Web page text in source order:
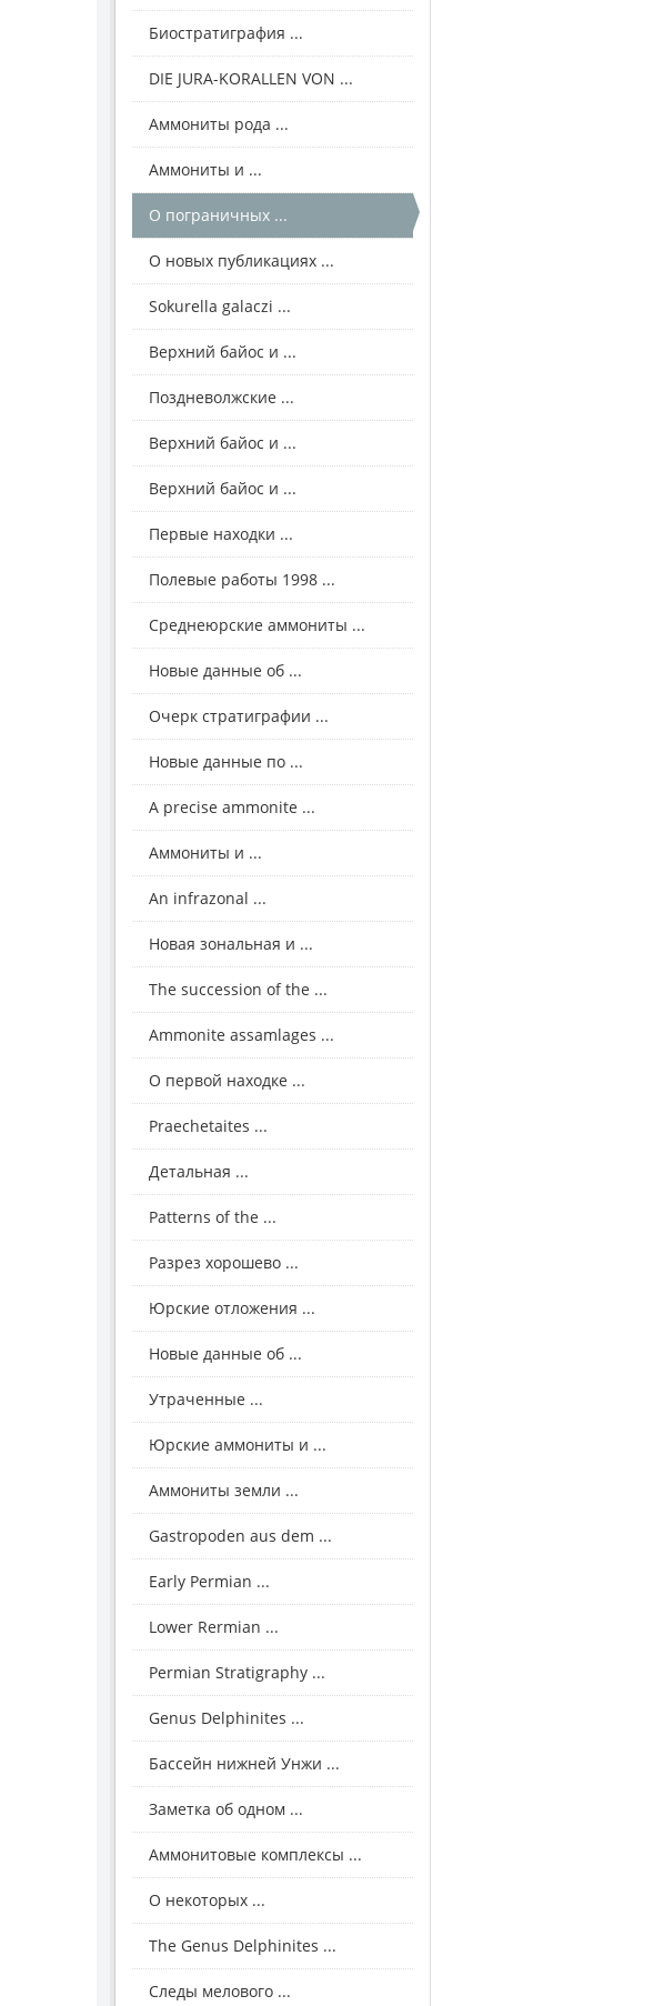
Биостратиграфия ...
DIE JURA-KORALLEN VON ...
Аммониты рода ...
Аммониты и ...
О пограничных ...
О новых публикациях ...
Sokurella galaczi ...
Верхний байос и ...
Поздневолжские ...
Верхний байос и ...
Верхний байос и ...
Первые находки ...
Полевые работы 1998 ...
Среднеюрские аммониты ...
Новые данные об ...
Очерк стратиграфии ...
Новые данные по ...
A precise ammonite ...
Аммониты и ...
An infrazonal ...
Новая зональная и ...
The succession of the ...
Ammonite assamlages ...
О первой находке ...
Praechetaites ...
Детальная ...
Patterns of the ...
Разрез хорошево ...
Юрские отложения ...
Новые данные об ...
Утраченные ...
Юрские аммониты и ...
Аммониты земли ...
Gastropoden aus dem ...
Early Permian ...
Lower Rermian ...
Permian Stratigraphy ...
Genus Delphinites ...
Бассейн нижней Унжи ...
Заметка об одном ...
Аммонитовые комплексы ...
О некоторых ...
The Genus Delphinites ...
Следы мелового ...